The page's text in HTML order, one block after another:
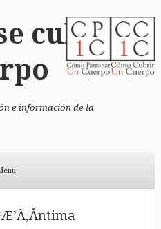
cubrió
e información de la